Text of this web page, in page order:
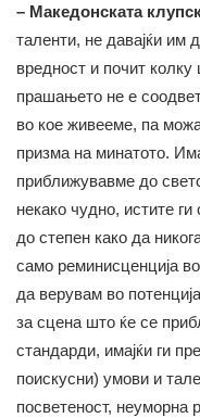
– Македонската
таленти, не давајќи им
вредност и почит
прашањето не е
во кое живееме, па
призма на минатото.
приближувавме до
некако чудно, истите
до степен како да
само реминисценција
да верувам во
за сцена што ќе се
стандарди, имајќи ги
поискусни) умови и
посветеност,